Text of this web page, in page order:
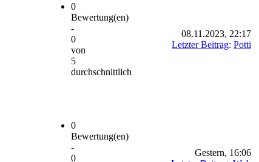
0
Bewertung(en)
-
0
von
5
durchschnittlich
08.11.2023, 22:17
Letzter Beitrag: Potti
0
Bewertung(en)
-
0
Gestern, 16:06